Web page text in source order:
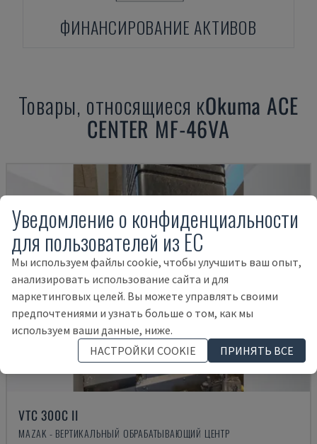
ФИНАНСИРОВАНИЕ АКТИВОВ
Товары, относящиеся кOkuma ACE
CENTER MF-46VA
VTC 300C II
MAZAK - ВЕРТИКАЛЬНЫЙ ОБРАБАТЫВАЮЩИЙ ЦЕНТР
Уведомление о конфиденциальности
для пользователей из ЕС
Мы используем файлы cookie, чтобы улучшить ваш опыт,
анализировать использование сайта и для
маркетинговых целей. Вы можете управлять своими
предпочтениями и узнать больше о том, как мы
используем ваши данные, ниже.
НАСТРОЙКИ COOKIE
ПРИНЯТЬ ВСЕ